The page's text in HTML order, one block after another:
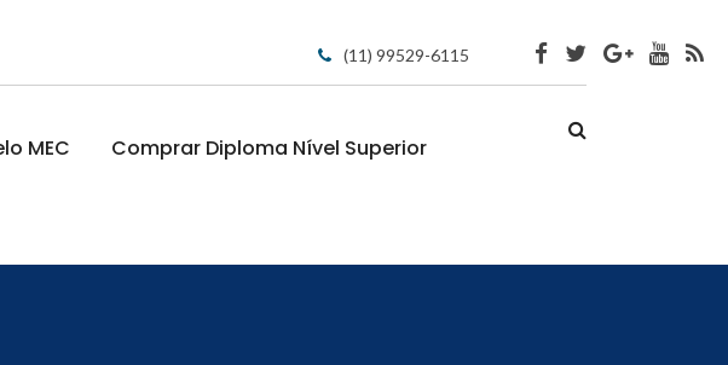
(11) 99529-6115
MEC Comprar Diploma Nível Superior